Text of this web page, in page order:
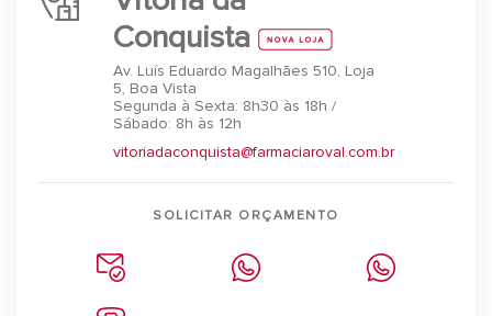
Conquista
Av. Luís Eduardo Magalhães 510, Loja
5, Boa Vista
Segunda à Sexta: 8h30 às 18h /
Sábado: 8h às 12h
vitoriadaconquista@farmaciaroval.com.br
SOLICITAR ORÇAMENTO